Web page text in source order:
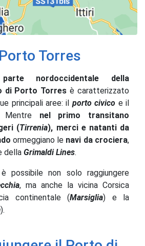
Torres
nordoccidentale della
di Porto Torres è caratterizzato
principali aree: il porto civico e il
Mentre nel primo transitano
(Tirrenia), merci e natanti da
ormeggiano le navi da crociera,
della Grimaldi Lines.
possibile non solo raggiungere
, ma anche la vicina Corsica
continentale (Marsiglia) e la
).